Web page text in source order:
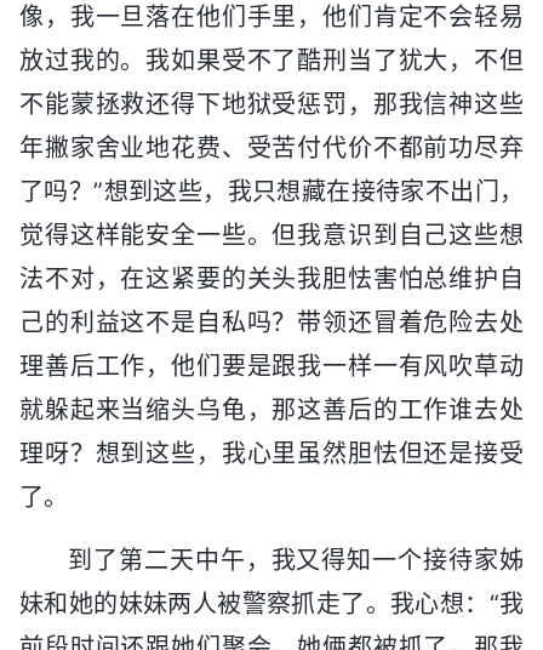
像，我一旦落在他们手里，他们肯定不会轻易
放过我的。我如果受不了酷刑当了犹大，不但
不能蒙拯救还得下地狱受惩罚，那我信神这些
年撇家舍业地花费、受苦付代价不都前功尽弃
了吗？”想到这些，我只想藏在接待家不出门，
觉得这样能安全一些。但我意识到自己这些想
法不对，在这紧要的关头我胆怯害怕总维护自
己的利益这不是自私吗？带领还冒着危险去处
理善后工作，他们要是跟我一样一有风吹草动
就躲起来当缩头乌龟，那这善后的工作谁去处
理呀？想到这些，我心里虽然胆怯但还是接受
了。
到了第二天中午，我又得知一个接待家姊
妹和她的妹妹两人被警察抓走了。我心想：“我